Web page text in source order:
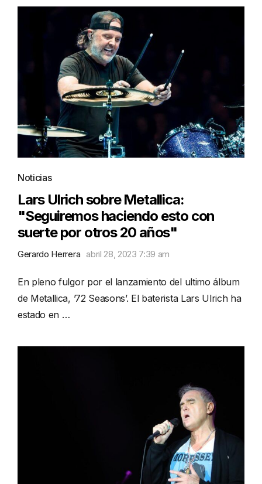
Noticias
Lars Ulrich sobre Metallica:
"Seguiremos haciendo esto con
suerte por otros 20 años"
Gerardo Herrera abril 28, 2023 7:39 am
En pleno fulgor por el lanzamiento del ultimo álbum
de Metallica, ’72 Seasons’. El baterista Lars Ulrich ha
estado en …